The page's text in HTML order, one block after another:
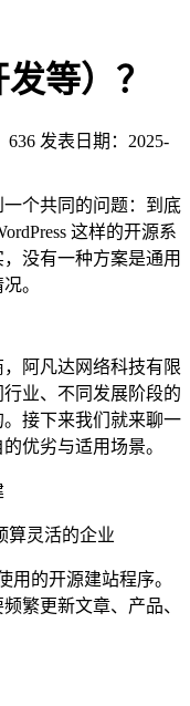
等）？
636 发表日期：2025-
个共同的问题：到底
这样的开源系
没有一种方案是通用
。
阿凡达网络科技有限
业、不同发展阶段的
接下来我们就来聊一
优劣与适用场景。
算灵活的企业
用的开源建站程序。
繁更新文章、产品、